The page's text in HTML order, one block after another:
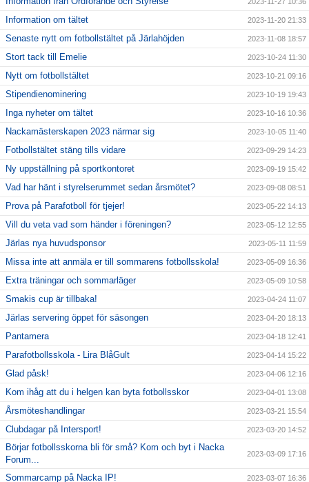
Information om tältet 2023-11-20 21:33
Senaste nytt om fotbollstältet på Järlahöjden 2023-11-08 18:57
Stort tack till Emelie 2023-10-24 11:30
Nytt om fotbollstältet 2023-10-21 09:16
Stipendienominering 2023-10-19 19:43
Inga nyheter om tältet 2023-10-16 10:36
Nackamästerskapen 2023 närmar sig 2023-10-05 11:40
Fotbollstältet stäng tills vidare 2023-09-29 14:23
Ny uppställning på sportkontoret 2023-09-19 15:42
Vad har hänt i styrelserummet sedan årsmötet? 2023-09-08 08:51
Prova på Parafotboll för tjejer! 2023-05-22 14:13
Vill du veta vad som händer i föreningen? 2023-05-12 12:55
Järlas nya huvudsponsor 2023-05-11 11:59
Missa inte att anmäla er till sommarens fotbollsskola! 2023-05-09 16:36
Extra träningar och sommarläger 2023-05-09 10:58
Smakis cup är tillbaka! 2023-04-24 11:07
Järlas servering öppet för säsongen 2023-04-20 18:13
Pantamera 2023-04-18 12:41
Parafotbollsskola - Lira BlåGult 2023-04-14 15:22
Glad påsk! 2023-04-06 12:16
Kom ihåg att du i helgen kan byta fotbollsskor 2023-04-01 13:08
Årsmöteshandlingar 2023-03-21 15:54
Clubdagar på Intersport! 2023-03-20 14:52
Börjar fotbollsskorna bli för små? Kom och byt i Nacka
Forum...
2023-03-09 17:16
Sommarcamp på Nacka IP! 2023-03-07 16:36